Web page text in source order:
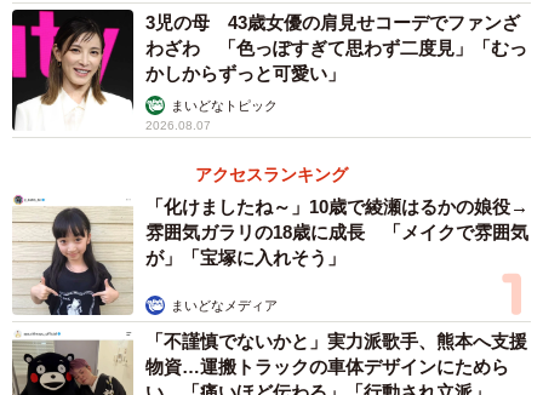
3児の母 43歳女優の肩見せコーデでファンざ
わざわ 「色っぽすぎて思わず二度見」「むっ
かしからずっと可愛い」
まいどなトピック
2026.08.07
アクセスランキング
「化けましたね～」10歳で綾瀬はるかの娘役→
雰囲気ガラリの18歳に成長 「メイクで雰囲気
が」「宝塚に入れそう」
まいどなメディア
「不謹慎でないかと」実力派歌手、熊本へ支援
物資…運搬トラックの車体デザインにためら